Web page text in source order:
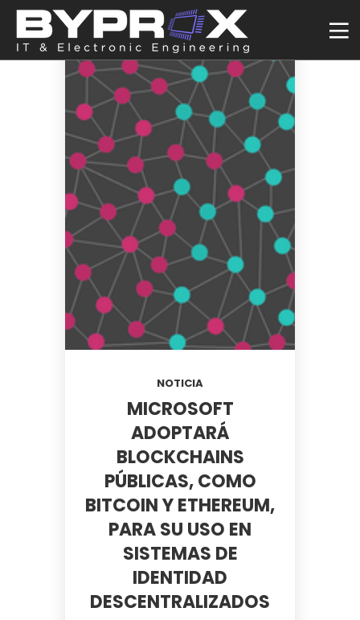
NOTICIA
MICROSOFT
ADOPTARÁ
BLOCKCHAINS
PÚBLICAS, COMO
BITCOIN Y ETHEREUM,
PARA SU USO EN
SISTEMAS DE
IDENTIDAD
DESCENTRALIZADOS